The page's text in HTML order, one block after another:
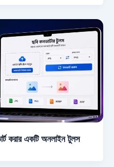
করার একটি অনলাইন টুলস